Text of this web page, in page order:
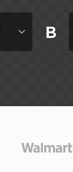
в